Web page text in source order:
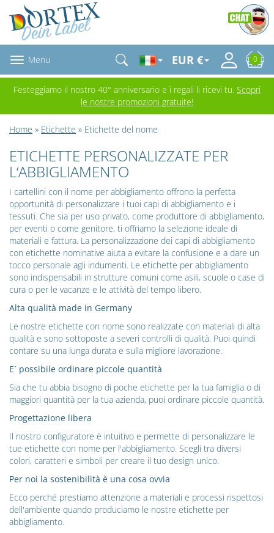
Menu EUR € 0
Festeggiamo il nostro 40° anniversario e i regali li ricevi tu. Scopri
le nostre promozioni gratuite!
Home » Etichette » Etichette del nome
ETICHETTE PERSONALIZZATE PER
L‘ABBIGLIAMENTO
I cartellini con il nome per abbigliamento offrono la perfetta
opportunità di personalizzare i tuoi capi di abbigliamento e i
tessuti. Che sia per uso privato, come produttore di abbigliamento,
per eventi o come genitore, ti offriamo la selezione ideale di
materiali e fattura. La personalizzazione dei capi di abbigliamento
con etichette nominative aiuta a evitare la confusione e a dare un
tocco personale agli indumenti. Le etichette per abbigliamento
sono indispensabili in strutture comuni come asili, scuole o case di
cura o per le vacanze e le attività del tempo libero.
Alta qualità made in Germany
Le nostre etichette con nome sono realizzate con materiali di alta
qualità e sono sottoposte a severi controlli di qualità. Puoi quindi
contare su una lunga durata e sulla migliore lavorazione.
E´ possibile ordinare piccole quantità
Sia che tu abbia bisogno di poche etichette per la tua famiglia o di
maggiori quantità per la tua azienda, puoi ordinare piccole quantità.
Progettazione libera
Il nostro configuratore è intuitivo e permette di personalizzare le
tue etichette con nome per l'abbigliamento. Scegli tra diversi
colori, caratteri e simboli per creare il tuo design unico.
Per noi la sostenibilità è una cosa ovvia
Ecco perché prestiamo attenzione a materiali e processi rispettosi
dell'ambiente quando produciamo le nostre etichette per
abbigliamento.